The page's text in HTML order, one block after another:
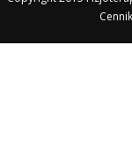
Cennik